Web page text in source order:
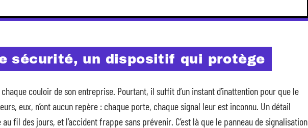
sécurité, un dispositif qui protège
couloir de son entreprise. Pourtant, il suffit d’un instant d’inattention pour que le
eux, n’ont aucun repère : chaque porte, chaque signal leur est inconnu. Un détail
fil des jours, et l’accident frappe sans prévenir. C’est là que le panneau de signalisation